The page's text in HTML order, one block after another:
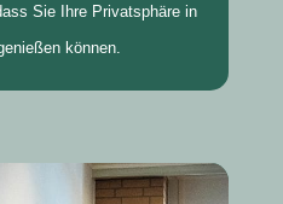
Sie Ihre Privatsphäre in
können.